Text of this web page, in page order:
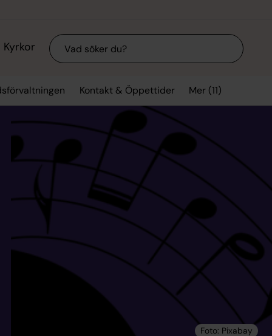
Kyrkor Sök
Kontakt & Öppettider Mer (11)